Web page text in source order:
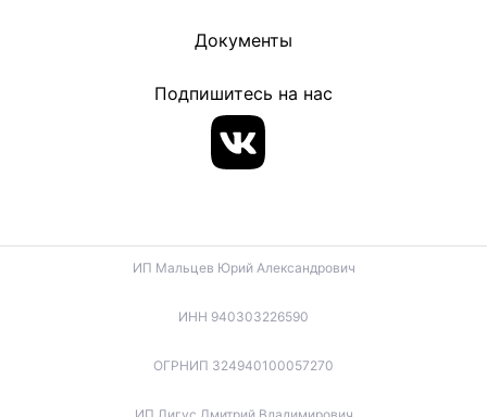
Документы
Подпишитесь на нас
ИП Мальцев Юрий Александрович
ИНН 940303226590
ОГРНИП 324940100057270